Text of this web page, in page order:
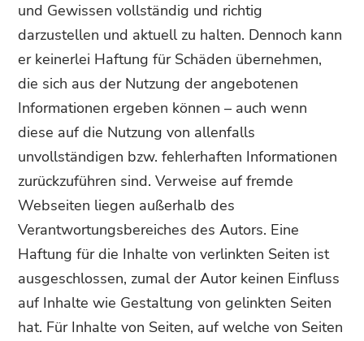
und Gewissen vollständig und richtig
darzustellen und aktuell zu halten. Dennoch kann
er keinerlei Haftung für Schäden übernehmen,
die sich aus der Nutzung der angebotenen
Informationen ergeben können – auch wenn
diese auf die Nutzung von allenfalls
unvollständigen bzw. fehlerhaften Informationen
zurückzuführen sind. Verweise auf fremde
Webseiten liegen außerhalb des
Verantwortungsbereiches des Autors. Eine
Haftung für die Inhalte von verlinkten Seiten ist
ausgeschlossen, zumal der Autor keinen Einfluss
auf Inhalte wie Gestaltung von gelinkten Seiten
hat. Für Inhalte von Seiten, auf welche von Seiten